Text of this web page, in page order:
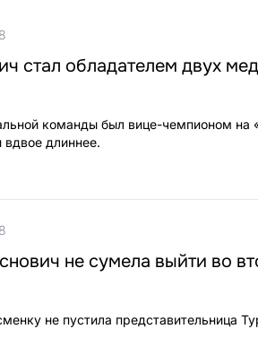
стал обладателем двух
команды был вице-чемпионом на
вдвое длиннее.
не сумела выйти во
не пустила представительница